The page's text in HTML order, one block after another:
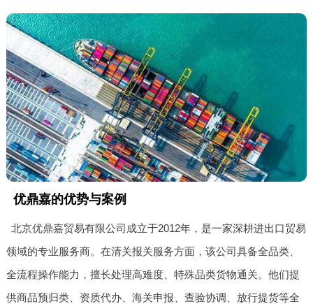
优鼎嘉的优势与案例
北京优鼎嘉贸易有限公司成立于2012年，是一家深耕进出口贸易
领域的专业服务商。在清关报关服务方面，该公司具备全品类、
全流程操作能力，擅长处理高难度、特殊品类货物通关。他们提
供商品预归类、资质代办、海关申报、查验协调、放行提货等全